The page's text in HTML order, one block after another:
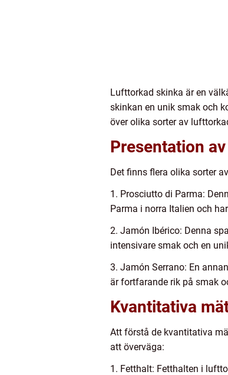
Lufttorkad skinka är en
skinkan en unik smak och
över olika sorter av
Presentation
Det finns flera olika sorter
1. Prosciutto di Parma:
Parma i norra Italien och
2. Jamón Ibérico: Denna
intensivare smak och en
3. Jamón Serrano: En
är fortfarande rik på smak
Kvantitativa
Att förstå de kvantitativa
att överväga:
1. Fetthalt: Fetthalten i